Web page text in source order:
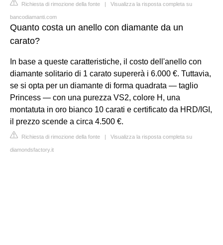
Richiesta di rimozione della fonte | Visualizza la risposta completa su
bancodiamanti.com
Quanto costa un anello con diamante da un
carato?
In base a queste caratteristiche, il costo dell'anello con
diamante solitario di 1 carato supererà i 6.000 €. Tuttavia,
se si opta per un diamante di forma quadrata — taglio
Princess — con una purezza VS2, colore H, una
montatuta in oro bianco 10 carati e certificato da HRD/IGI,
il prezzo scende a circa 4.500 €.
Richiesta di rimozione della fonte | Visualizza la risposta completa su
diamondsfactory.it